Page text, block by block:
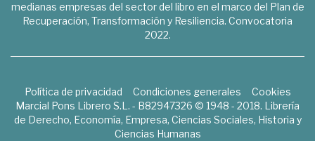
medianas empresas del sector del libro en el marco del Plan de
Recuperación, Transformación y Resiliencia. Convocatoria
2022.
Política de privacidad Condiciones generales
Cookies
Marcial Pons Librero S.L. - B82947326 © 1948 - 2018. Librería
de Derecho, Economía, Empresa, Ciencias Sociales, Historia y
Ciencias Humanas